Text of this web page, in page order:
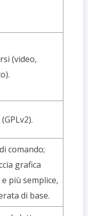
(video,
comando;
grafica
più semplice,
di base.